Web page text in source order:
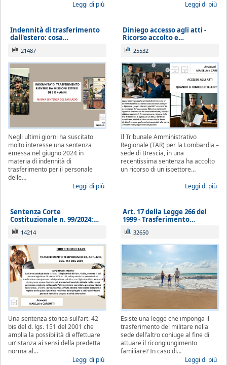
Leggi di più
Leggi di più
Indennità di trasferimento
dall'estero: cosa…
21487
Negli ultimi giorni ha suscitato
molto interesse una sentenza
emessa nel giugno 2024 in
materia di indennità di
trasferimento per il personale
delle…
Leggi di più
Diniego accesso agli atti -
Ricorso accolto e…
25532
Il Tribunale Amministrativo
Regionale (TAR) per la Lombardia –
sede di Brescia, in una
recentissima sentenza ha accolto
un ricorso di un ispettore…
Leggi di più
Sentenza Corte
Costituzionale n. 99/2024:…
14214
Una sentenza storica sull’art. 42
bis del d. lgs. 151 del 2001 che
amplia la possibilità di effettuare
un’istanza ai sensi della predetta
norma al…
Leggi di più
Art. 17 della Legge 266 del
1999 - Trasferimento…
32650
Esiste una legge che imponga il
trasferimento del militare nella
sede dell’altro coniuge al fine di
attuare il ricongiungimento
familiare? In caso di…
Leggi di più